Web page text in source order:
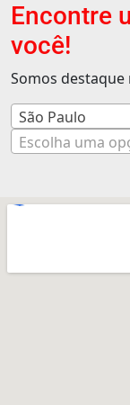
Encontre
você!
Somos
São Paulo
Escolha uma